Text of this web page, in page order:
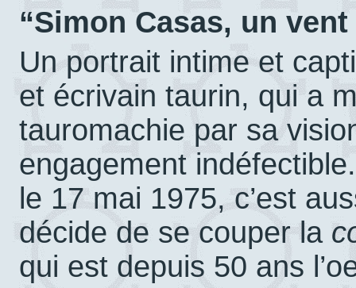
“Simon Casas, un
Un portrait intime et
et écrivain taurin, qui a
tauromachie par sa
engagement
le 17 mai 1975, c’est
décide de se couper la
qui est depuis 50 ans